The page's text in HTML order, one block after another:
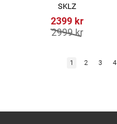
SKLZ
2399 kr
2999 kr
1 2 3 4